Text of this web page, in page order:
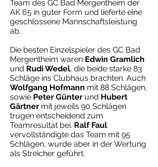
Team des GC Bad Mergentheim der
AK 65 in guter Form und lieferte eine
geschlossene Mannschaftsleistung
ab.
Die besten Einzelspieler des GC Bad
Mergentheim waren Edwin Gramlich
und Rudi Wedel, die beide starke 83
Schläge ins Clubhaus brachten. Auch
Wolfgang Hofmann mit 88 Schlägen,
sowie Peter Günter und Hubert
Gärtner mit jeweils 90 Schlägen
trugen entscheidend zum
Teamresultat bei. Ralf Faul
vervollständigte das Team mit 95
Schlägen, wurde aber in der Wertung
als Streicher geführt.